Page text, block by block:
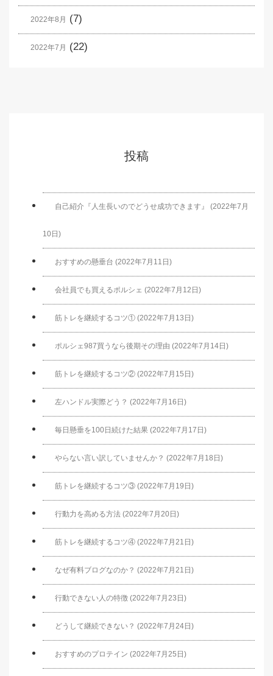
2022年8月 (7)
2022年7月 (22)
投稿
自己紹介『人生長いのでどうせ成功できます』 (2022年7月
10日)
おすすめの懸垂台 (2022年7月11日)
会社員でも買えるポルシェ (2022年7月12日)
筋トレを継続するコツ① (2022年7月13日)
ポルシェ987買うなら後期その理由 (2022年7月14日)
筋トレを継続するコツ② (2022年7月15日)
左ハンドル実際どう？ (2022年7月16日)
毎日懸垂を100日続けた結果 (2022年7月17日)
やらない言い訳していませんか？ (2022年7月18日)
筋トレを継続するコツ③ (2022年7月19日)
行動力を高める方法 (2022年7月20日)
筋トレを継続するコツ④ (2022年7月21日)
なぜ有料ブログなのか？ (2022年7月21日)
行動できない人の特徴 (2022年7月23日)
どうして継続できない？ (2022年7月24日)
おすすめのプロテイン (2022年7月25日)